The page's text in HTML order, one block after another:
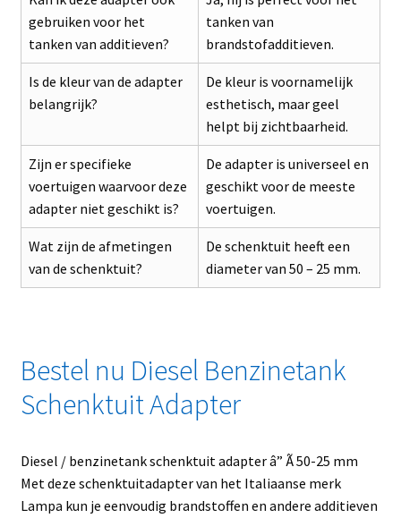
gebruiken voor het
tanken van additieven?
tanken van
brandstofadditieven.
Is de kleur van de adapter
belangrijk?
De kleur is voornamelijk
esthetisch, maar geel
helpt bij zichtbaarheid.
Zijn er specifieke
voertuigen waarvoor deze
adapter niet geschikt is?
De adapter is universeel en
geschikt voor de meeste
voertuigen.
Wat zijn de afmetingen
van de schenktuit?
De schenktuit heeft een
diameter van 50 – 25 mm.
Bestel nu Diesel Benzinetank
Schenktuit Adapter
Diesel / benzinetank schenktuit adapter â” Ã 50-25 mm
Met deze schenktuitadapter van het Italiaanse merk
Lampa kun je eenvoudig brandstoffen en andere additieven